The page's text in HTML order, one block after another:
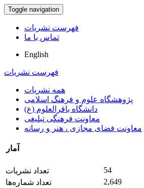
Toggle navigation
فهرست نشریات
تماس با ما
English
فهرست نشریات
همه نشریات
پژوهشگاه علوم و فرهنگ اسلامی
دانشگاه باقرالعلوم (ع)
معاونت فرهنگی تبلیغی
معاونت فضای مجازی ، هنر و رسانه
آمار
تعداد نشریات
54
تعداد شماره‌ها
2,649